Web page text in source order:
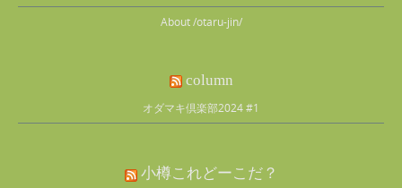
About /otaru-jin/
column
オダマキ倶楽部2024 #1
小樽これどーこだ？